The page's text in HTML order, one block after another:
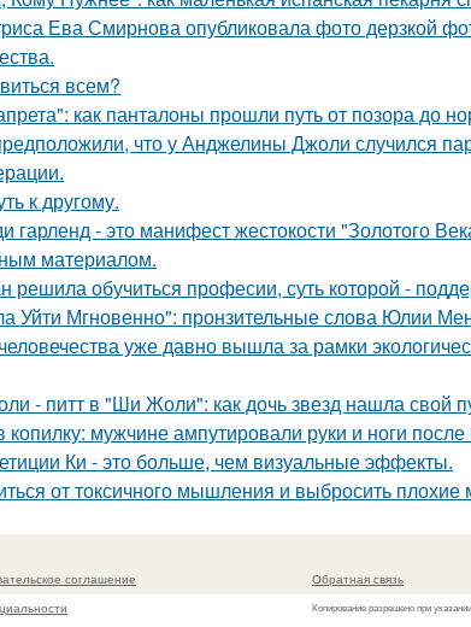
Ева Смирнова опубликовала фото дерзкой
всем?
как панталоны прошли путь от позора до
что у Анджелины Джоли случился
к другому.
гарленд - это манифест жестокости "Золотого
материалом.
решила обучиться професии, суть которой -
Уйти Мгновенно": пронзительные слова Юлии
уже давно вышла за рамки
- питт в "Ши Жоли": как дочь звезд нашла свой
мужчине ампутировали руки и ноги после
Ки - это больше, чем визуальные эффекты.
от токсичного мышления и выбросить
соглашение
Обратная связь
Копирование разрешено при